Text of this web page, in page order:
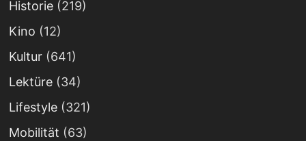
Historie(219)
Kino (12)
Kultur(641)
Lektüre(34)
Lifestyle(321)
Mobilität (63)